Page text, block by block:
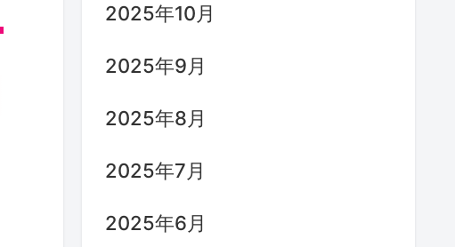
2025年10月
2025年9月
2025年8月
2025年7月
2025年6月